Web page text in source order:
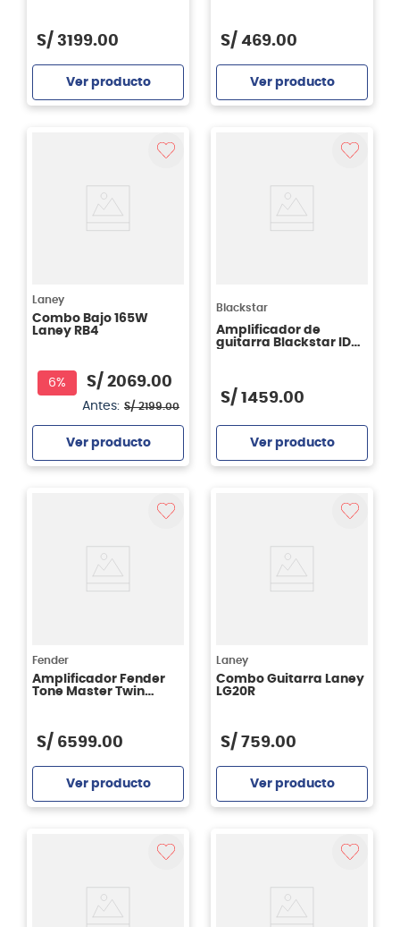
S/ 3199.00
Ver producto
S/ 469.00
Ver producto
Laney
Combo Bajo 165W
Laney RB4
6% S/ 2069.00
Antes: S/ 2199.00
Ver producto
Blackstar
Amplificador de
guitarra Blackstar IDX-
S/ 1459.00
Ver producto
Fender
Amplificador Fender
Tone Master Twin
S/ 6599.00
Ver producto
Laney
Combo Guitarra Laney
LG20R
S/ 759.00
Ver producto